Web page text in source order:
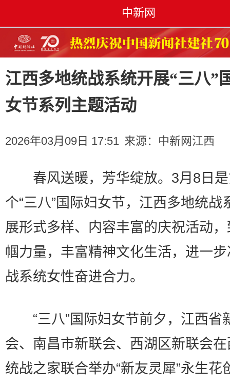
中新网
江西多地统战系统开展“三八”
女节系列主题活动
2026年03月09日 17:51 来源： 中新网江西
春风送暖，芳华绽放。3月8日是
个“三八”国际妇女节，江西多地统战
展形式多样、内容丰富的庆祝活动
帼力量，丰富精神文化生活，进一
战系统女性奋进合力。
“三八”国际妇女节前夕，江西省
会、南昌市新联会、西湖区新联会
统战之家联合举办“新友灵犀”永生花